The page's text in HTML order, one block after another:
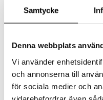
Samtycke
Denna webbplats
Vi använder
och annonserna till
för sociala medier och
vidarebefordrar även
BioMedica Uva Ört
BIOMEDICA
Seuraa